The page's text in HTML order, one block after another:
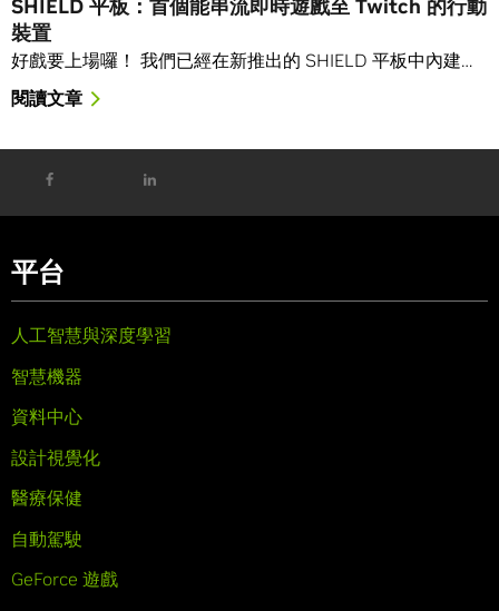
SHIELD 平板：首個能串流即時遊戲至 Twitch 的行動
裝置
好戲要上場囉！ 我們已經在新推出的 SHIELD 平板中內建…
閱讀文章
平台
人工智慧與深度學習
智慧機器
資料中心
設計視覺化
醫療保健
自動駕駛
GeForce 遊戲